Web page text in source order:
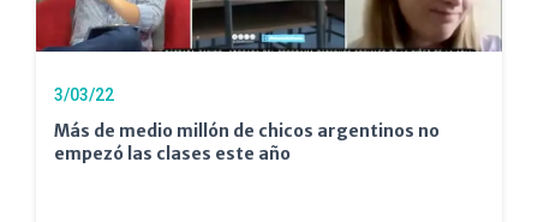
3/03/22
Más de medio millón de chicos argentinos no
empezó las clases este año